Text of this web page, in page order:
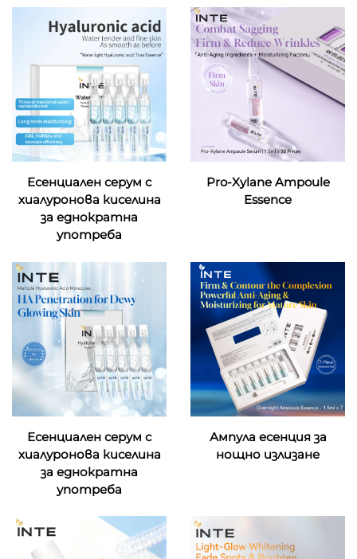
Есенциален серум с
хиалуронова киселина
за еднократна
употреба
Pro-Xylane Ampoule
Essence
Есенциален серум с
хиалуронова киселина
за еднократна
употреба
Ампула есенция за
нощно излизане